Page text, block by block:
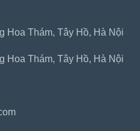
Hoa Thám, Tây Hồ, Hà Nội
Hoa Thám, Tây Hồ, Hà Nội